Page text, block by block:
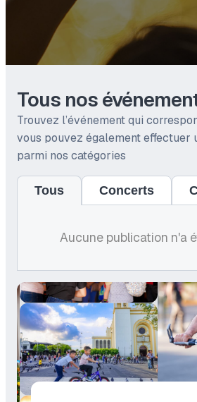
Tous nos
Trouvez l’événement qui
vous pouvez également effectuer
parmi nos catégories
Tous Concerts
Aucune publication n'a